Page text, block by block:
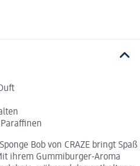
Bob von CRAZE bringt Spaß
ihrem Gummiburger-Aroma